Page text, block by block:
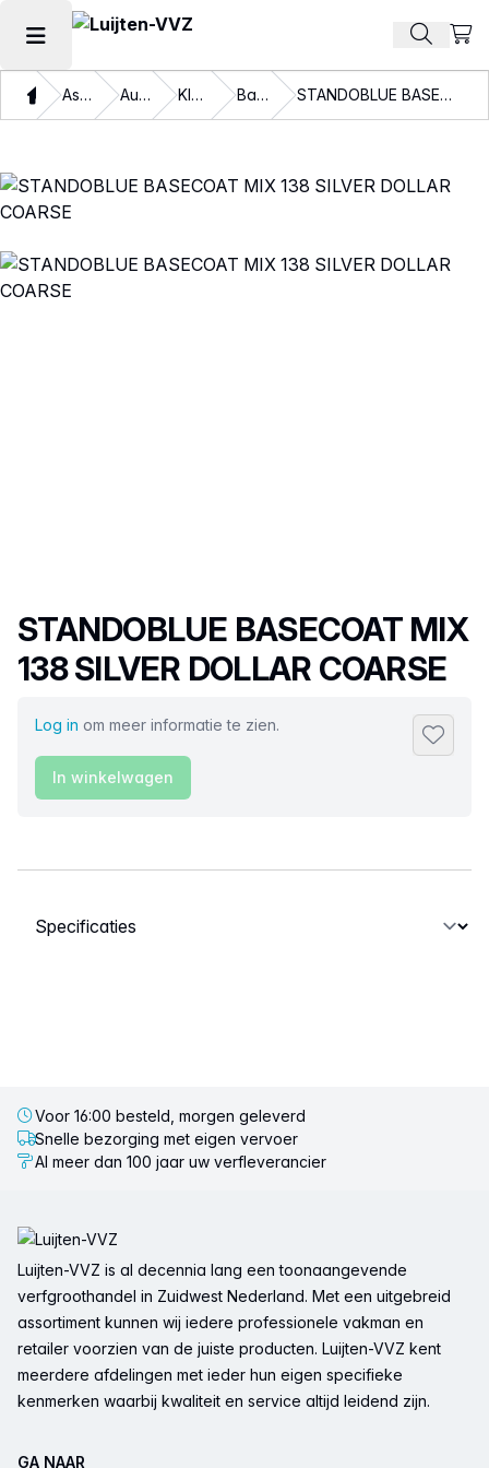
Hoofdmenu openen Zoek
ThuisAssortiment Autolakken Kleurlakken Basislakken STANDOBLUE BASECOAT MIX 138 SILVER DOLLAR COARSE
Productnaam
STANDOBLUE BASECOAT MIX
138 SILVER DOLLAR COARSE
Log in om meer informatie te zien.
In winkelwagen
Selecteer een tabblad
Voor 16:00 besteld, morgen geleverd
Snelle bezorging met eigen vervoer
Al meer dan 100 jaar uw verfleverancier
Luijten-VVZ is al decennia lang een toonaangevende
verfgroothandel in Zuidwest Nederland. Met een uitgebreid
assortiment kunnen wij iedere professionele vakman en
retailer voorzien van de juiste producten. Luijten-VVZ kent
meerdere afdelingen met ieder hun eigen specifieke
kenmerken waarbij kwaliteit en service altijd leidend zijn.
GA NAAR